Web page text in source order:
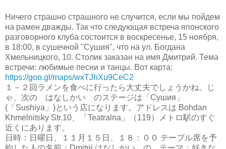
Ничего страшно страшного не случится, если мы пойдем
на рамен дважды. Так что следующая встреча японского
разговорного клуба состоится в воскресенье, 15 ноября,
в 18:00, в сушечной "Сушия", что на ул. Богдана
Хмельницкого, 10. Столик заказан на имя Дмитрий. Тема
встречи: любимые песни и танцы. Вот карта:
https://goo.gl/maps/wxTJhXu9CeC2
１－２回ラメンを食べに行ったら大丈夫でしょうかね。じ
ゃ、次の はなしかい のステージは「Сушия」
(「Sushiya」)という店になります。アドレスは Bohdan
Khmelnitsky Str.10、「Teatralna」（119）メトロ駅のすぐ
近くにあります。
日時：日曜日、１１月１５日、１８：００ テーブル席を予